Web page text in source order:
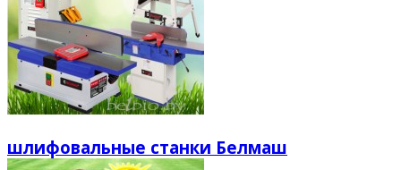
шлифовальные станки Белмаш